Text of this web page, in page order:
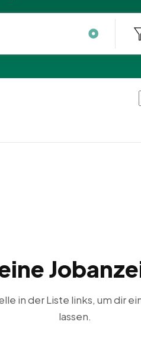
in der Liste links, um dir
lassen.